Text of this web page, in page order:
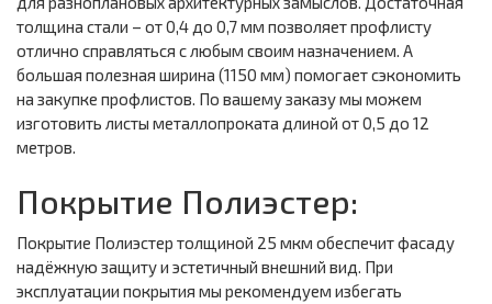
толщина стали – от 0,4 до 0,7 мм позволяет профлисту
отлично справляться с любым своим назначением. А
большая полезная ширина (1150 мм) помогает сэкономить
на закупке профлистов. По вашему заказу мы можем
изготовить листы металлопроката длиной от 0,5 до 12
метров.
Покрытие Полиэстер:
Покрытие Полиэстер толщиной 25 мкм обеспечит фасаду
надёжную защиту и эстетичный внешний вид. При
эксплуатации покрытия мы рекомендуем избегать